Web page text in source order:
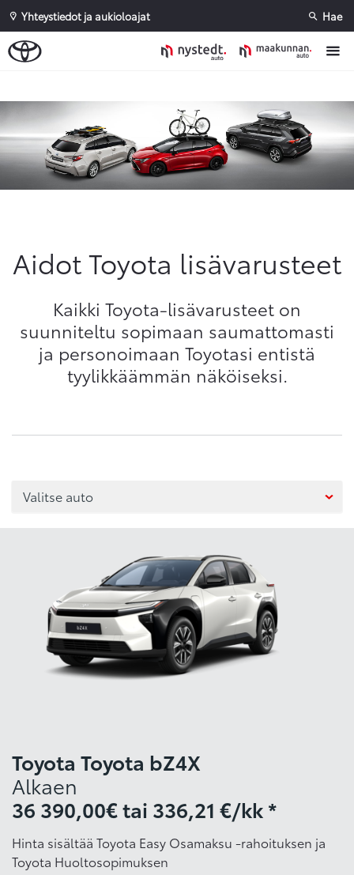
Yhteystiedot ja aukioloajat Hae
Aidot Toyota lisävarusteet
Kaikki Toyota-lisävarusteet on
suunniteltu sopimaan saumattomasti
ja personoimaan Toyotasi entistä
tyylikkäämmän näköiseksi.
Toyota Toyota bZ4X
Alkaen
36 390,00€tai 336,21 €/kk *
Hinta sisältää Toyota Easy Osamaksu -rahoituksen ja
Toyota Huoltosopimuksen